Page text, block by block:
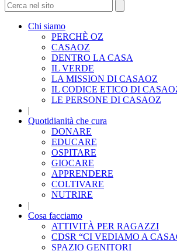
Chi siamo
PERCHÈ OZ
CASAOZ
DENTRO LA CASA
IL VERDE
LA MISSION DI CASAOZ
IL CODICE ETICO DI
LE PERSONE DI CASAOZ
|
Quotidianità che cura
DONARE
EDUCARE
OSPITARE
GIOCARE
APPRENDERE
COLTIVARE
NUTRIRE
|
Cosa facciamo
ATTIVITÀ PER RAGAZZI
CDSR “CI VEDIAMO A
SPAZIO GENITORI